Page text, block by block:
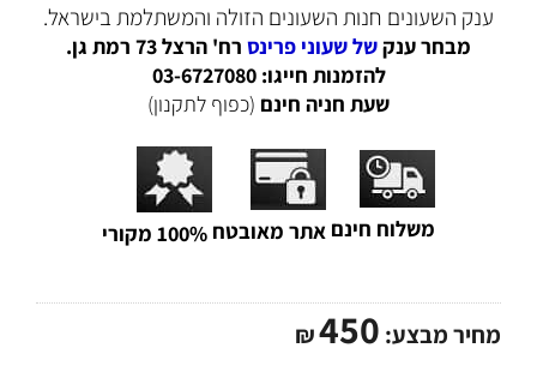
ענק השעונים חנות השעונים הזולה והמשתלמת בישראל.
מבחר ענקשל שעוני פרינס רח' הרצל 73 רמת גן.
להזמנות חייגו: 03-6727080
שעת חניה חינם (כפוף לתקנון)
משלוח חינם אתר מאובטח 100% מקורי
מחיר מבצע: ₪450